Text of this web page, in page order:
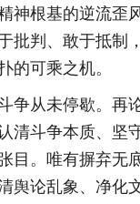
神根基的逆流歪
批判、敢于抵制
的可乘之机。
争从未停歇。再
清斗争本质、坚
目。唯有摒弃无
舆论乱象、净化